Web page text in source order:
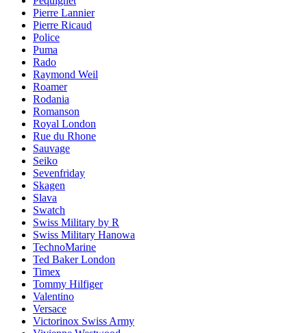
Pierre Lannier
Pierre Ricaud
Police
Puma
Rado
Raymond Weil
Roamer
Rodania
Romanson
Royal London
Rue du Rhone
Sauvage
Seiko
Sevenfriday
Skagen
Slava
Swatch
Swiss Military by R
Swiss Military Hanowa
TechnoMarine
Ted Baker London
Timex
Tommy Hilfiger
Valentino
Versace
Victorinox Swiss Army